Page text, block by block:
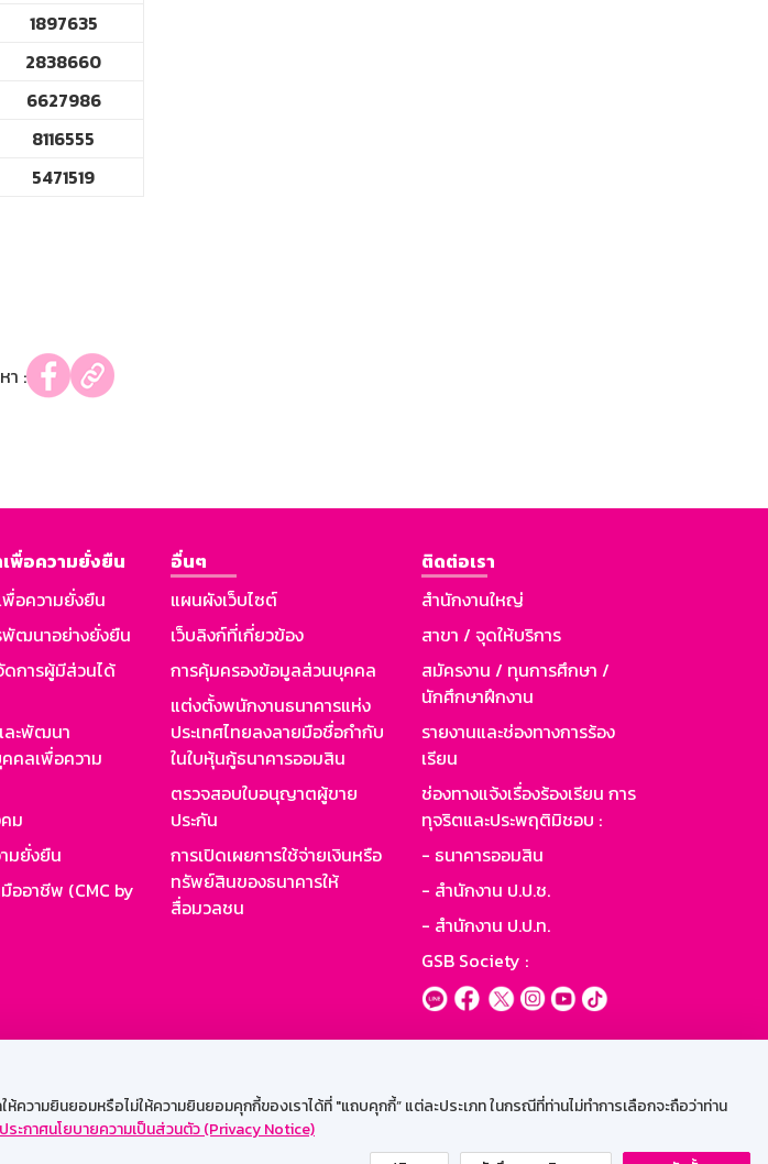
ามยินยอมหรือไม่ให้ความยินยอมคุกกี้ของเราได้ที่ "แถบคุกกี้” แต่ละประเภท ในกรณีที่ท่านไม่ทำการเลือกจะถือว่าท่าน
ประกาศนโยบายความเป็นส่วนตัว (Privacy Notice)
1897635
2838660
6627986
8116555
5471519
า :
พื่อความยั่งยืน
อความยั่งยืน
พัฒนาอย่างยั่งยืน
ดการผู้มีส่วนได้
ละพัฒนา
คลเพื่อความ
ม
มยั่งยืน
ออาชีพ (CMC by
อื่นๆ
แผนผังเว็บไซต์
เว็บลิงก์ที่เกี่ยวข้อง
การคุ้มครองข้อมูลส่วนบุคคล
แต่งตั้งพนักงานธนาคารแห่ง
ประเทศไทยลงลายมือชื่อกำกับ
ในใบหุ้นกู้ธนาคารออมสิน
ตรวจสอบใบอนุญาตผู้ขาย
ประกัน
การเปิดเผยการใช้จ่ายเงินหรือ
ทรัพย์สินของธนาคารให้
สื่อมวลชน
ติดต่อเรา
สำนักงานใหญ่
สาขา / จุดให้บริการ
สมัครงาน / ทุนการศึกษา /
นักศึกษาฝึกงาน
รายงานและช่องทางการร้อง
เรียน
ช่องทางแจ้งเรื่องร้องเรียน การ
ทุจริตและประพฤติมิชอบ :
- ธนาคารออมสิน
- สำนักงาน ป.ป.ช.
- สำนักงาน ป.ป.ท.
GSB Society :